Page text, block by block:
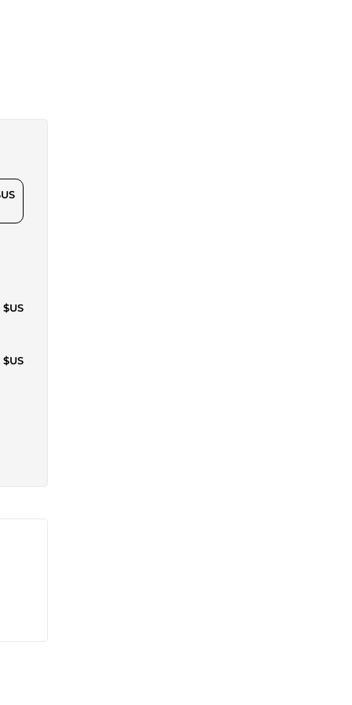
$US